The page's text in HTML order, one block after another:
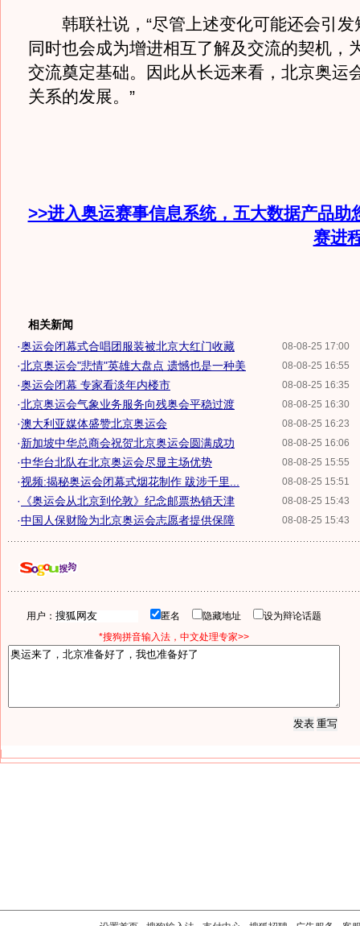
韩联社说，“尽管上述变化可能还会引发
同时也会成为增进相互了解及交流的契机，
交流奠定基础。因此从长远来看，北京奥运
关系的发展。”
>>进入奥运赛事信息系统，五大数据产品助
赛进
相关新闻
08-08-25 17:00
·奥运会闭幕式合唱团服装被北京大红门收藏
08-08-25 16:55
·北京奥运会"悲情"英雄大盘点 遗憾也是一种美
08-08-25 16:35
·奥运会闭幕 专家看淡年内楼市
08-08-25 16:30
·北京奥运会气象业务服务向残奥会平稳过渡
08-08-25 16:23
·澳大利亚媒体盛赞北京奥运会
08-08-25 16:06
·新加坡中华总商会祝贺北京奥运会圆满成功
08-08-25 15:55
·中华台北队在北京奥运会尽显主场优势
08-08-25 15:51
·视频:揭秘奥运会闭幕式烟花制作 跋涉千里...
08-08-25 15:43
· 《奥运会从北京到伦敦》纪念邮票热销天津
08-08-25 15:43
·中国人保财险为北京奥运会志愿者提供保障
用户： 匿名 隐藏地址
设为辩论话题
*搜狗拼音输入法，中文处理专家>>